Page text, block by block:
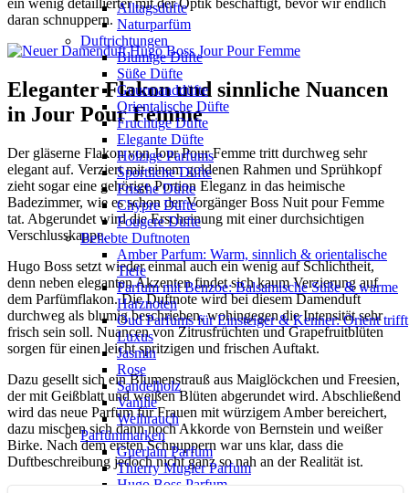
Alltagsdüfte
Naturparfüm
Duftrichtungen
Blumige Düfte
Süße Düfte
Gourmanddüfte
Orientalische Düfte
Fruchtige Düfte
Elegante Düfte
Holzige Parfums
Sportliche Düfte
Frische Düfte
Chypre Düfte
Fougere Düfte
Beliebte Duftnoten
Amber Parfum: Warm, sinnlich & orientalische
Tiefe
Parfum mit Benzoe: Balsamische Süße & warme
Harznoten
Oud Parfums für Einsteiger & Kenner: Orient trifft
Luxus
Jasmin
Rose
Sandelholz
Vanille
Weihrauch
Parfümmarken
Guerlain Parfum
Thierry Mugler Parfum
Hugo Boss Parfum
daran schnuppern.
Eleganter Flakon und sinnliche Nuancen
in Jour Pour Femme
Der gläserne Flakon von Jour Pour Femme tritt durchweg sehr
elegant auf. Verziert mit einem goldenen Rahmen und Sprühkopf
zieht sogar eine gehörige Portion Eleganz in das heimische
Badezimmer, wie es schon der Vorgänger Boss Nuit pour Femme
tat. Abgerundet wird die Erscheinung mit einer durchsichtigen
Verschlusskappe.
Hugo Boss setzt wieder einmal auch ein wenig auf Schlichtheit,
denn neben eleganten Akzenten findet sich kaum Verzierung auf
dem Parfümflakon. Die Duftnote wird bei diesem Damenduft
durchweg als blumig beschrieben, wohingegen die Intensität sehr
frisch sein soll. Nuancen von Zitrusfrüchten und Grapefruitblüten
sorgen für einen leicht spritzigen und frischen Auftakt.
Dazu gesellt sich ein Blumenstrauß aus Maiglöckchen und Freesien,
der mit Geißblatt und weißen Blüten abgerundet wird. Abschließend
wird das neue Parfüm für Frauen mit würzigem Amber bereichert,
dazu mischen sich dann noch Akkorde von Bernstein und weißer
Birke. Nach dem ersten Schnuppern war uns klar, dass die
Duftbeschreibung jedoch nicht ganz so nah an der Realität ist.